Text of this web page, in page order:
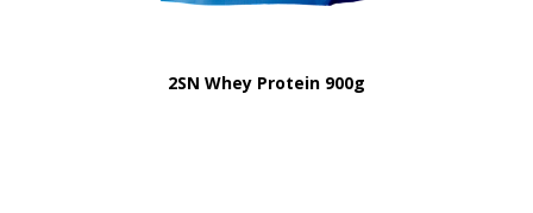
2SN Whey Protein 900g